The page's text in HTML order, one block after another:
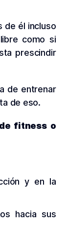
de él incluso
como si
prescindir
de entrenar
de eso.
fitness o
y en la
hacia sus